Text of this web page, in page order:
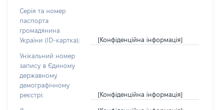
Серія та номер
паспорта
громадянина
України (ID-картка):
[Конфіденційна інформація]
Унікальний номер
запису в Єдиному
державному
демографічному
реєстрі:
[Конфіденційна інформація]